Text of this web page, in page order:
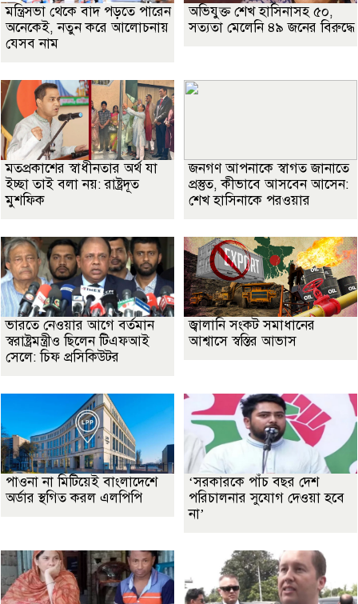
মন্ত্রিসভা থেকে বাদ পড়তে পারেন
অনেকেই, নতুন করে আলোচনায়
যেসব নাম
অভিযুক্ত শেখ হাসিনাসহ ৫০,
সত্যতা মেলেনি ৪৯ জনের বিরুদ্ধে
মতপ্রকাশের স্বাধীনতার অর্থ যা
ইচ্ছা তাই বলা নয়: রাষ্ট্রদূত
মুশফিক
জনগণ আপনাকে স্বাগত জানাতে
প্রস্তুত, কীভাবে আসবেন আসেন:
শেখ হাসিনাকে পরওয়ার
ভারতে নেওয়ার আগে বর্তমান
স্বরাষ্ট্রমন্ত্রীও ছিলেন টিএফআই
সেলে: চিফ প্রসিকিউটর
জ্বালানি সংকট সমাধানের
আশ্বাসে স্বস্তির আভাস
পাওনা না মিটিয়েই বাংলাদেশে
অর্ডার স্থগিত করল এলপিপি
‘সরকারকে পাঁচ বছর দেশ
পরিচালনার সুযোগ দেওয়া হবে
না’